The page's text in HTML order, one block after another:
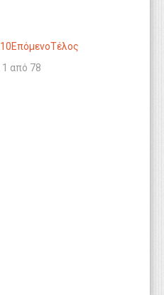
10ΕπόμενοΤέλος
1 από 78